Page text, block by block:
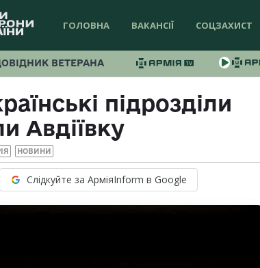
ГОЛОВНА ВАКАНСІЇ СОЦЗАХИСТ
ВЕТЕРАНА
підрозділи
Авдіївку
НОВИНИ
Слідкуйте за АрміяInform в Google